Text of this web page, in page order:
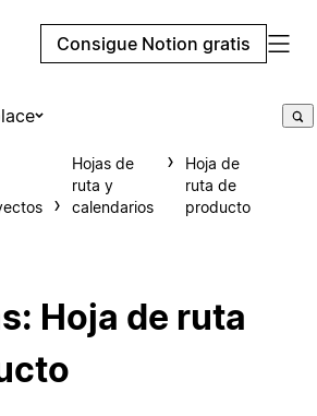
Consigue Notion gratis
Hojas de
ruta y
calendarios
Hoja de
ruta de
producto
Hoja de ruta